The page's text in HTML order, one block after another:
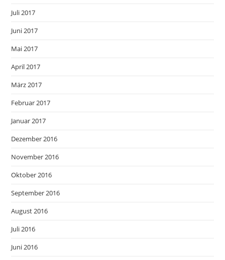
Juli 2017
Juni 2017
Mai 2017
April 2017
März 2017
Februar 2017
Januar 2017
Dezember 2016
November 2016
Oktober 2016
September 2016
August 2016
Juli 2016
Juni 2016